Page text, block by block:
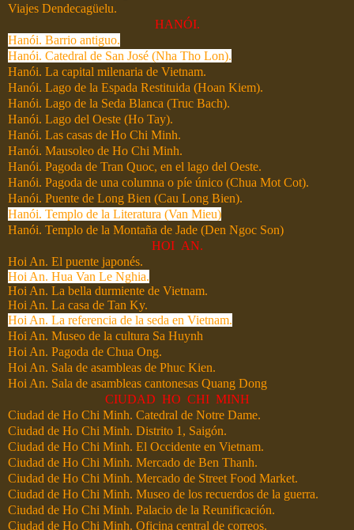
Viajes Dendecagüelu.
HANÓI.
Hanói. Barrio antiguo.
Hanói. Catedral de San José (Nha Tho Lon).
Hanói. La capital milenaria de Vietnam.
Hanói. Lago de la Espada Restituida (Hoan Kiem).
Hanói. Lago de la Seda Blanca (Truc Bach).
Hanói. Lago del Oeste (Ho Tay).
Hanói. Las casas de Ho Chi Minh.
Hanói. Mausoleo de Ho Chi Minh.
Hanói. Pagoda de Tran Quoc, en el lago del Oeste.
Hanói. Pagoda de una columna o píe único (Chua Mot Cot).
Hanói. Puente de Long Bien (Cau Long Bien).
Hanói. Templo de la Literatura (Van Mieu)
Hanói. Templo de la Montaña de Jade (Den Ngoc Son)
HOI AN.
Hoi An. El puente japonés.
Hoi An. Hua Van Le Nghia.
Hoi An. La bella durmiente de Vietnam.
Hoi An. La casa de Tan Ky.
Hoi An. La referencia de la seda en Vietnam.
Hoi An. Museo de la cultura Sa Huynh
Hoi An. Pagoda de Chua Ong.
Hoi An. Sala de asambleas de Phuc Kien.
Hoi An. Sala de asambleas cantonesas Quang Dong
CIUDAD HO CHI MINH
Ciudad de Ho Chi Minh. Catedral de Notre Dame.
Ciudad de Ho Chi Minh. Distrito 1, Saigón.
Ciudad de Ho Chi Minh. El Occidente en Vietnam.
Ciudad de Ho Chi Minh. Mercado de Ben Thanh.
Ciudad de Ho Chi Minh. Mercado de Street Food Market.
Ciudad de Ho Chi Minh. Museo de los recuerdos de la guerra.
Ciudad de Ho Chi Minh. Palacio de la Reunificación.
Ciudad de Ho Chi Minh. Oficina central de correos.